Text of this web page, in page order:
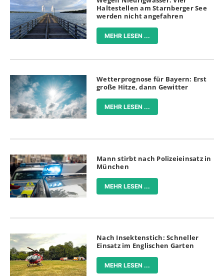
Haltestellen am Starnberger See
werden nicht angefahren
MEHR LESEN ...
Wetterprognose für Bayern: Erst
große Hitze, dann Gewitter
MEHR LESEN ...
Mann stirbt nach Polizeieinsatz in
München
MEHR LESEN ...
Nach Insektenstich: Schneller
Einsatz im Englischen Garten
MEHR LESEN ...